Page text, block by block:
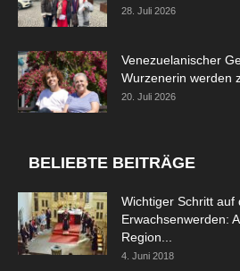
28. Juli 2026
Venezuelanischer
Wurzenerin werden
20. Juli 2026
BELIEBTE BEITRÄGE
Wichtiger Schritt auf
Erwachsenwerden:
Region...
4. Juni 2018